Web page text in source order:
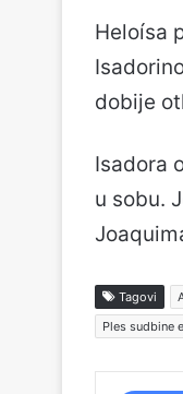
Heloísa
dobije
Isadora
u sobu.
Tagovi
Ples sudbine